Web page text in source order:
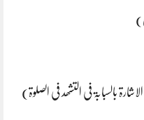
بالسبابۃ فی التشھد فی الصلوۃ)